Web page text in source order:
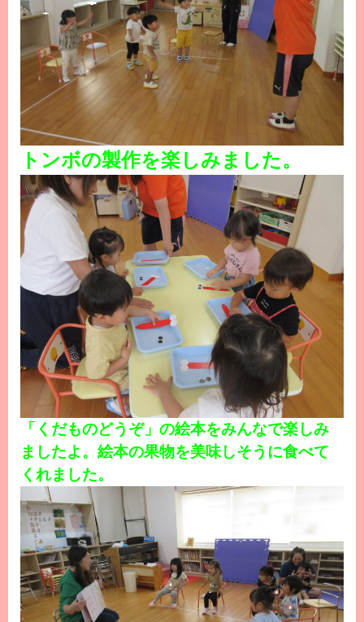
トンボの製作を楽しみました。
「くだものどうぞ」の絵本をみんなで楽しみ
ましたよ。絵本の果物を美味しそうに食べて
くれました。